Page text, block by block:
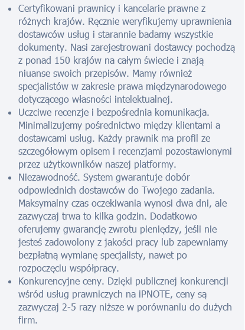
Certyfikowani prawnicy i kancelarie prawne z
różnych krajów. Ręcznie weryfikujemy uprawnienia
dostawców usług i starannie badamy wszystkie
dokumenty. Nasi zarejestrowani dostawcy pochodzą
z ponad 150 krajów na całym świecie i znają
niuanse swoich przepisów. Mamy również
specjalistów w zakresie prawa międzynarodowego
dotyczącego własności intelektualnej.
Uczciwe recenzje i bezpośrednia komunikacja.
Minimalizujemy pośrednictwo między klientami a
dostawcami usług. Każdy prawnik ma profil ze
szczegółowym opisem i recenzjami pozostawionymi
przez użytkowników naszej platformy.
Niezawodność. System gwarantuje dobór
odpowiednich dostawców do Twojego zadania.
Maksymalny czas oczekiwania wynosi dwa dni, ale
zazwyczaj trwa to kilka godzin. Dodatkowo
oferujemy gwarancję zwrotu pieniędzy, jeśli nie
jesteś zadowolony z jakości pracy lub zapewniamy
bezpłatną wymianę specjalisty, nawet po
rozpoczęciu współpracy.
Konkurencyjne ceny. Dzięki publicznej konkurencji
wśród usług prawniczych na iPNOTE, ceny są
zazwyczaj 2-5 razy niższe w porównaniu do dużych
firm.